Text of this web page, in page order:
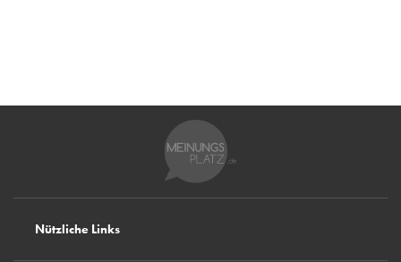
Nützliche Links